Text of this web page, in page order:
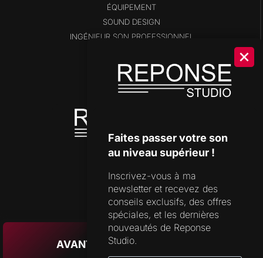
ÉQUIPEMENT
SOUND DESIGN
INGÉNIEUR SON PROFESSIONNEL
SHOP
DISPONIBILITÉS
OUTILS DE STUDIO
SUPPORT
FORMULAIRE DE CONTACT
FAQ
AVANT D’APPUYER SUR PLAY
Faites passer votre son
au niveau supérieur !
Inscrivez-vous à ma
newsletter et recevez des
conseils exclusifs, des offres
spéciales, et les dernières
nouveautés de Reponse
Studio.